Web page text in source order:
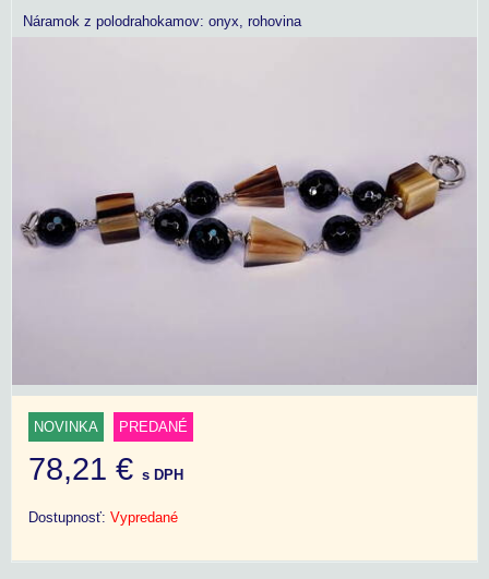
Náramok z polodrahokamov: onyx, rohovina
NOVINKA PREDANÉ
78,21 € s DPH
Dostupnosť: Vypredané